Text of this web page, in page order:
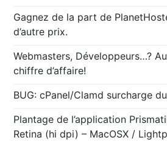
Gagnez de la part de
d’autre prix.
Webmasters, Développeurs…?
chiffre d’affaire!
BUG: cPanel/Clamd surcharge
Plantage de l’application
Retina (hi dpi) – MacOSX /